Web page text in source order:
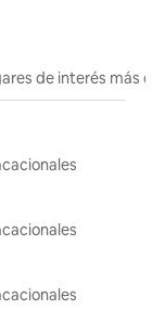
de interés más